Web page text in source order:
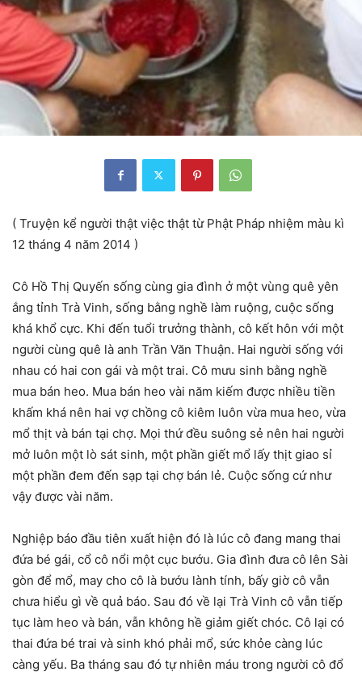
( Truyện kể người thật việc thật từ Phật Pháp nhiệm màu kì
12 tháng 4 năm 2014 )
Cô Hồ Thị Quyến sống cùng gia đình ở một vùng quê yên
ắng tỉnh Trà Vinh, sống bằng nghề làm ruộng, cuộc sống
khá khổ cực. Khi đến tuổi trưởng thành, cô kết hôn với một
người cùng quê là anh Trần Văn Thuận. Hai người sống với
nhau có hai con gái và một trai. Cô mưu sinh bằng nghề
mua bán heo. Mua bán heo vài năm kiếm được nhiều tiền
khấm khá nên hai vợ chồng cô kiêm luôn vừa mua heo, vừa
mổ thịt và bán tại chợ. Mọi thứ đều suông sẻ nên hai người
mở luôn một lò sát sinh, một phần giết mổ lấy thịt giao sỉ
một phần đem đến sạp tại chợ bán lẻ. Cuộc sống cứ như
vậy được vài năm.
Nghiệp báo đầu tiên xuất hiện đó là lúc cô đang mang thai
đứa bé gái, cổ cô nổi một cục bướu. Gia đình đưa cô lên Sài
gòn để mổ, may cho cô là bướu lành tính, bấy giờ cô vẫn
chưa hiểu gì về quả báo. Sau đó về lại Trà Vinh cô vẫn tiếp
tục làm heo và bán, vẫn không hề giảm giết chóc. Cô lại có
thai đứa bé trai và sinh khó phải mổ, sức khỏe càng lúc
càng yếu. Ba tháng sau đó tự nhiên máu trong người cô đổ